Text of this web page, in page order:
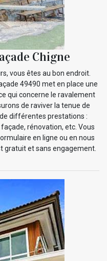
Chigne
vous êtes au bon endroit.
49490 met en place une
qui concerne le ravalement
de raviver la tenue de
différentes prestations :
rénovation, etc. Vous
en ligne ou en nous
gratuit et sans engagement.